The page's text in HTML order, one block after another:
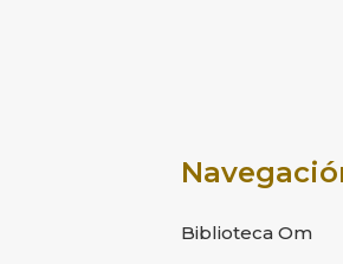
Biblioteca Om